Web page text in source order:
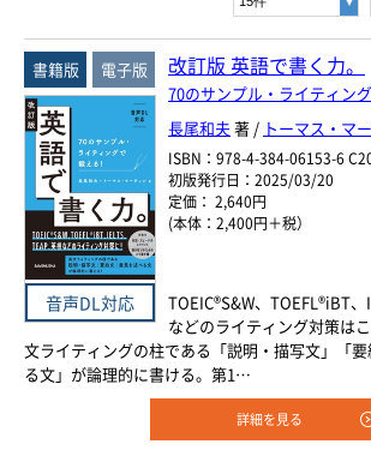
中国語
アジア諸語
日本語
キーワード
書 名
著者名
言 語
ジャンル
音声DL対応
改訂版 英語で書く力。
70のサンプル・ライティン
長尾和夫 著 / トーマス・マ
ISBN：978-4-384-06153-6
初版発行日：2025/03/20
定価： 2,640円
(本体：2,400円＋税）
TOEIC®S&W、TOEFL®iBT
などのライティング対策は
文ライティングの柱である「説明・描写文」「
る文」が論理的に書ける。第1…
書籍版 電子版
詳細を見る